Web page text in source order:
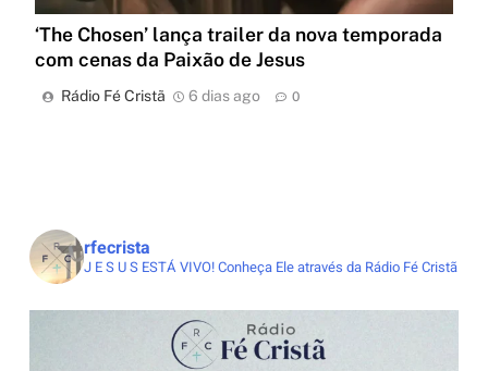
‘The Chosen’ lança trailer da nova temporada
com cenas da Paixão de Jesus
Rádio Fé Cristã 6 dias ago 0
rfecrista
J E S U S ESTÁ VIVO!Conheça Ele através da Rádio Fé Cristã